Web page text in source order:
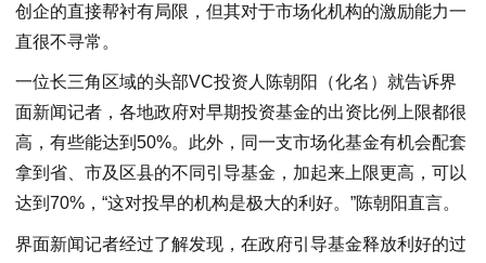
创企的直接帮衬有局限，但其对于市场化机构的激励能力一
直很不寻常。
一位长三角区域的头部VC投资人陈朝阳（化名）就告诉界
面新闻记者，各地政府对早期投资基金的出资比例上限都很
高，有些能达到50%。此外，同一支市场化基金有机会配套
拿到省、市及区县的不同引导基金，加起来上限更高，可以
达到70%，“这对投早的机构是极大的利好。”陈朝阳直言。
界面新闻记者经过了解发现，在政府引导基金释放利好的过